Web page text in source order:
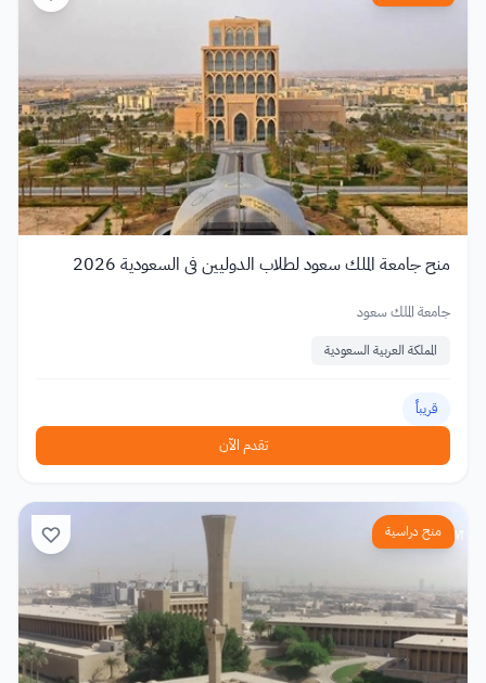
منح جامعة الملك سعود لطلاب الدوليين في السعودية 2026
جامعة الملك سعود
المملكة العربية السعودية
قريباً
تقدم الآن
منح دراسية